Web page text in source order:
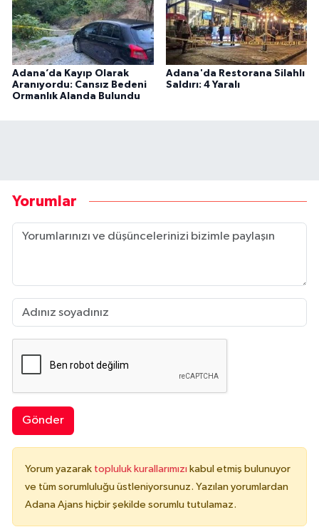
Adana’da Kayıp Olarak
Aranıyordu: Cansız Bedeni
Ormanlık Alanda Bulundu
Adana'da Restorana Silahlı
Saldırı: 4 Yaralı
Yorumlar
Gönder
Yorum yazarak topluluk kurallarımızı kabul etmiş bulunuyor
ve tüm sorumluluğu üstleniyorsunuz. Yazılan yorumlardan
Adana Ajans hiçbir şekilde sorumlu tutulamaz.